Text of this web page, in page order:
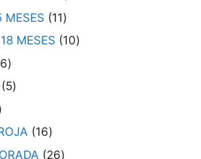
MESES
11
MESES
10
6
5
16
26